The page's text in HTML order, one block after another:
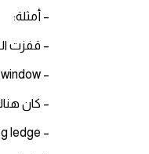
– أمثلة:
– قفزت
– Translation: The cat jumped onto the ledge by the window.
– كان
– Translation: There was a small statue on the protruding ledge.